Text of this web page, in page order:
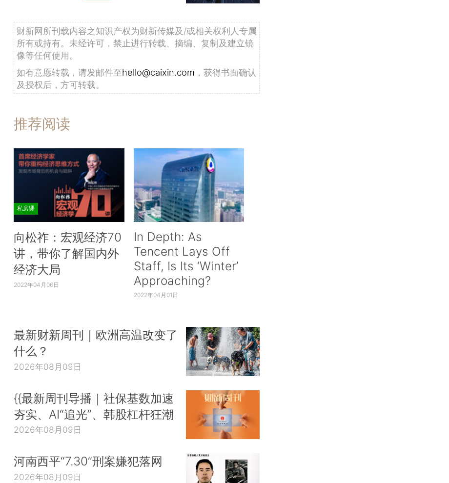
财新网所刊载内容之知识产权为财新传媒及/或相关权利人专属
所有或持有。未经许可，禁止进行转载、摘编、复制及建立镜
像等任何使用。
如有意愿转载，请发邮件至hello@caixin.com ，获得书面确认
及授权后，方可转载。
推荐阅读
私房课
向松祚：宏观经济70
讲，带你了解国内外
经济大局
2022年04月06日
In Depth: As
Tencent Lays Off
Staff, Is Its ‘Winter’
Approaching?
2022年04月01日
最新财新周刊｜欧洲高温改变了
什么？
2026年08月09日
{{最新周刊导播｜社保基数加速
夯实、AI“追光”、韩股杠杆狂潮
2026年08月09日
河南西平“7.30”刑案嫌犯落网
2026年08月09日